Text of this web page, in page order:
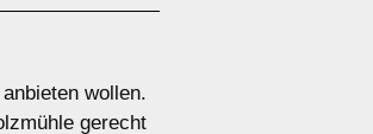
wollen.
gerecht